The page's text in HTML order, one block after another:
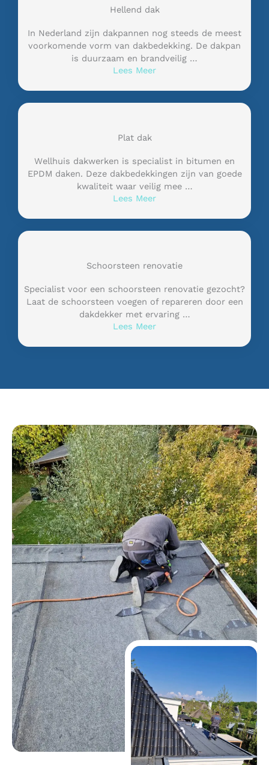
Hellend dak
In Nederland zijn dakpannen nog steeds de meest
voorkomende vorm van dakbedekking. De dakpan
is duurzaam en brandveilig …
Lees Meer
Plat dak
Wellhuis dakwerken is specialist in bitumen en
EPDM daken. Deze dakbedekkingen zijn van goede
kwaliteit waar veilig mee …
Lees Meer
Schoorsteen renovatie
Specialist voor een schoorsteen renovatie gezocht?
Laat de schoorsteen voegen of repareren door een
dakdekker met ervaring …
Lees Meer